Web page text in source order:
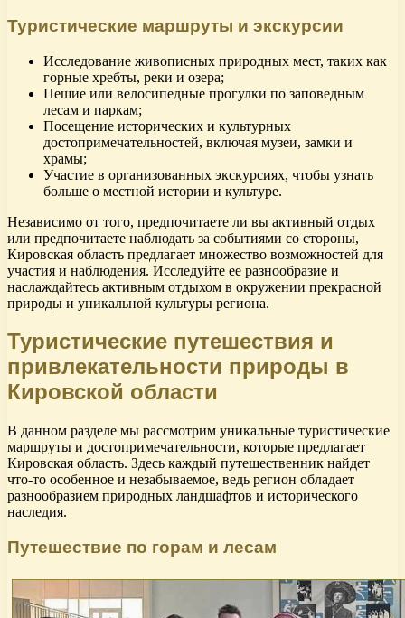
Туристические маршруты и экскурсии
Исследование живописных природных мест, таких как
горные хребты, реки и озера;
Пешие или велосипедные прогулки по заповедным
лесам и паркам;
Посещение исторических и культурных
достопримечательностей, включая музеи, замки и
храмы;
Участие в организованных экскурсиях, чтобы узнать
больше о местной истории и культуре.
Независимо от того, предпочитаете ли вы активный отдых
или предпочитаете наблюдать за событиями со стороны,
Кировская область предлагает множество возможностей для
участия и наблюдения. Исследуйте ее разнообразие и
наслаждайтесь активным отдыхом в окружении прекрасной
природы и уникальной культуры региона.
Туристические путешествия и
привлекательности природы в
Кировской области
В данном разделе мы рассмотрим уникальные туристические
маршруты и достопримечательности, которые предлагает
Кировская область. Здесь каждый путешественник найдет
что-то особенное и незабываемое, ведь регион обладает
разнообразием природных ландшафтов и исторического
наследия.
Путешествие по горам и лесам